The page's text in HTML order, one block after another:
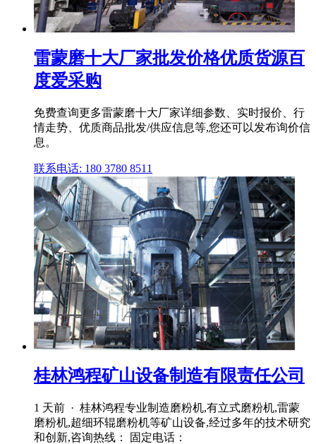
雷蒙磨十大厂家批发价格优质货源百
度爱采购
免费查询更多雷蒙磨十大厂家详细参数、实时报价、行
情走势、优质商品批发/供应信息等,您还可以发布询价信
息。
联系电话: 180 3780 8511
桂林鸿程矿山设备制造有限责任公司
1 天前 · 桂林鸿程专业制造磨粉机,有立式磨粉机,雷蒙
磨粉机,超细环辊磨粉机等矿山设备,经过多年的技术研究
和创新,咨询热线： 固定电话：